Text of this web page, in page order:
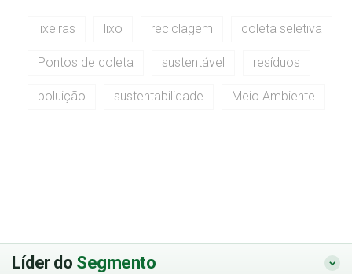
lixeiras lixo reciclagem coleta seletiva
Pontos de coleta sustentável resíduos
poluição sustentabilidade Meio Ambiente
Líder do Segmento